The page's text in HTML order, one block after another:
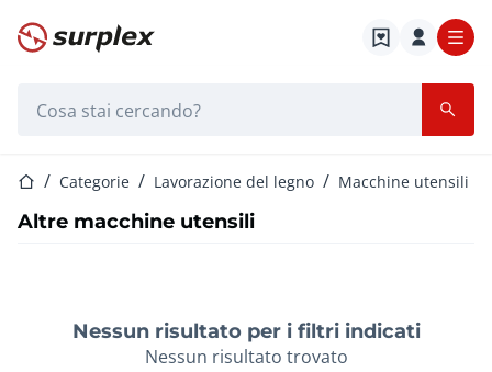
Home
Home Categorie Lavorazione del legno Macchine utensili
Altre macchine utensili
Nessun risultato per i filtri indicati
Nessun risultato trovato